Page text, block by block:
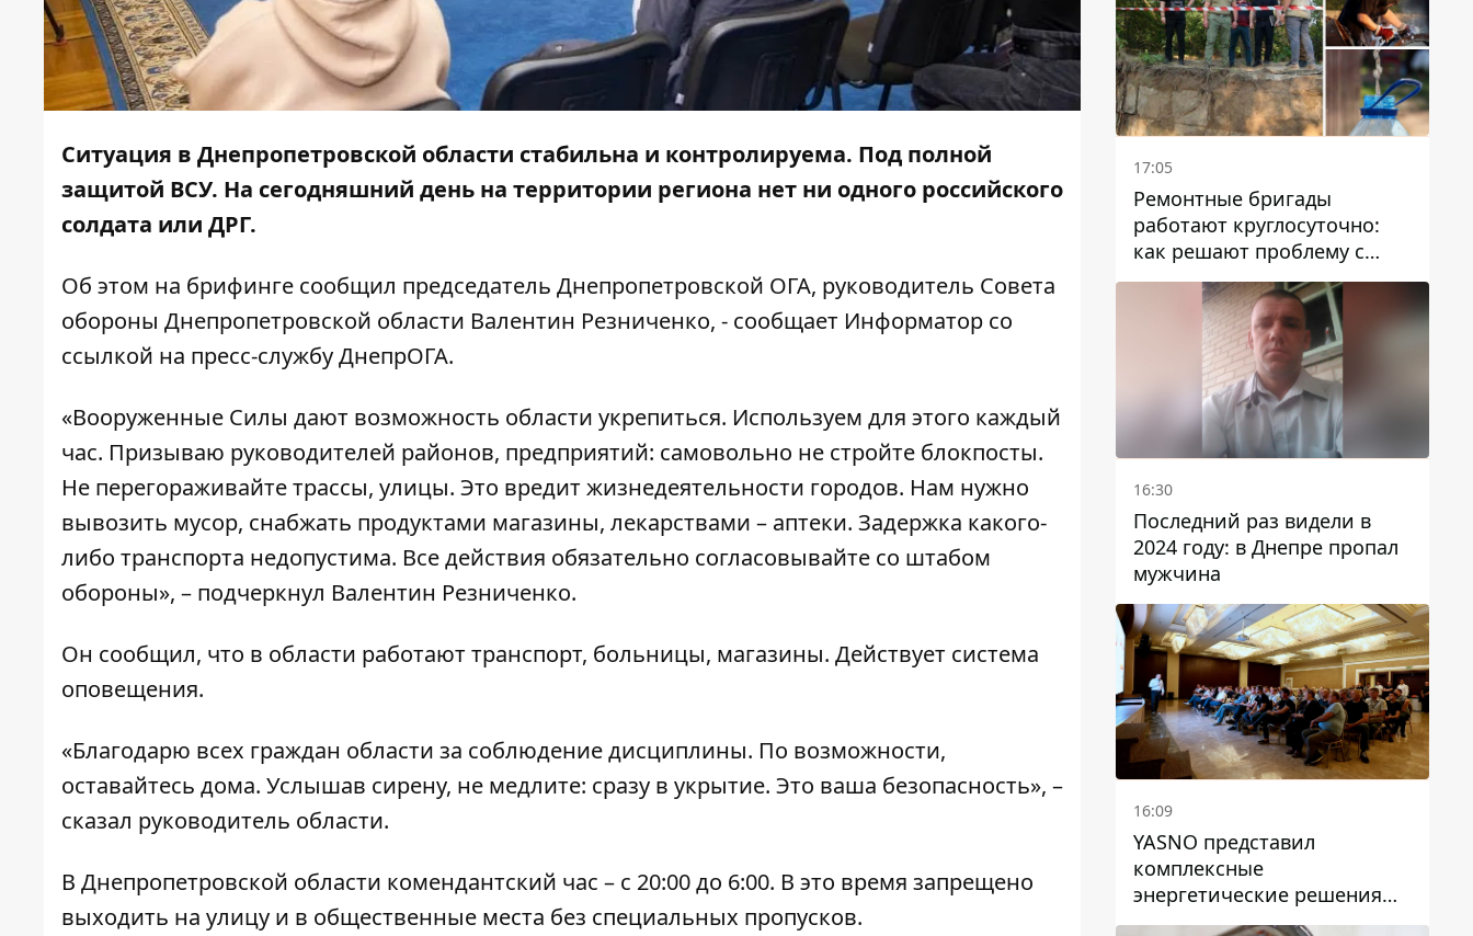
Ситуация в Днепропетровской области стабильна и контролируема. Под полной
защитой ВСУ. На сегодняшний день на территории региона нет ни одного российского
солдата или ДРГ.
Об этом на брифинге сообщил председатель Днепропетровской ОГА, руководитель Совета
обороны Днепропетровской области Валентин Резниченко, - сообщает Информатор со
ссылкой на пресс-службу ДнепрОГА.
«Вооруженные Силы дают возможность области укрепиться. Используем для этого каждый
час. Призываю руководителей районов, предприятий: самовольно не стройте блокпосты.
Не перегораживайте трассы, улицы. Это вредит жизнедеятельности городов. Нам нужно
вывозить мусор, снабжать продуктами магазины, лекарствами – аптеки. Задержка какого-
либо транспорта недопустима. Все действия обязательно согласовывайте со штабом
обороны», – подчеркнул Валентин Резниченко.
Он сообщил, что в области работают транспорт, больницы, магазины. Действует система
оповещения.
«Благодарю всех граждан области за соблюдение дисциплины. По возможности,
оставайтесь дома. Услышав сирену, не медлите: сразу в укрытие. Это ваша безопасность», –
сказал руководитель области.
В Днепропетровской области комендантский час – с 20:00 до 6:00. В это время запрещено
выходить на улицу и в общественные места без специальных пропусков.
17:05
Ремонтные бригады
работают круглосуточно:
как решают проблему с
водой в Марганецкой
громаде
16:30
Последний раз видели в
2024 году: в Днепре пропал
мужчина
16:09
YASNO представил
комплексные
энергетические решения
для бизнеса в Днепре